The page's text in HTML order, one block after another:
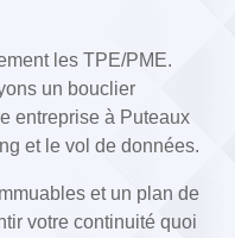
les TPE/PME.
un bouclier
entreprise à Puteaux
et le vol de données.
et un plan de
votre continuité quoi